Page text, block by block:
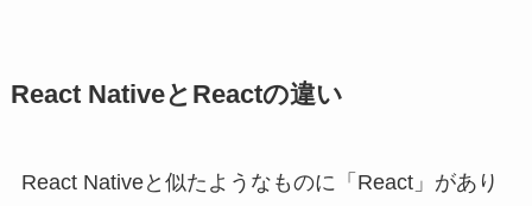
React NativeとReactの違い
React Nativeと似たようなものに「React」があり